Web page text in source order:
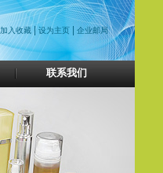
加入收藏 | 设为主页 企业邮局
联系我们